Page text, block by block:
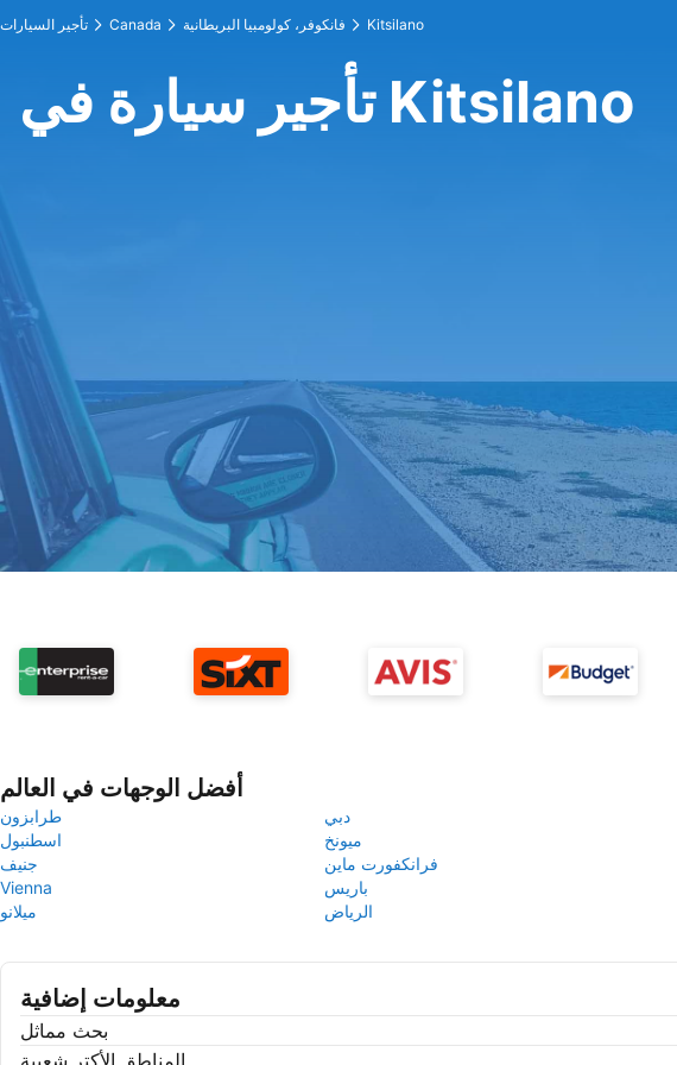
تأجير السيارات Canada فانكوفر، كولومبيا البريطانية Kitsilano
تأجير سيارة في Kitsilano
أفضل الوجهات في العالم
طرابزون
دبي
اسطنبول
ميونخ
جنيف
فرانكفورت ماين
Vienna
باريس
ميلانو
الرياض
معلومات إضافية
بحث مماثل
المناطق الأكتر شعبية